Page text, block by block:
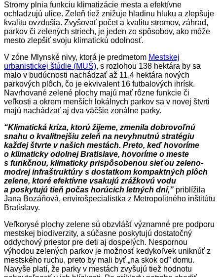
Stromy plnia funkciu klimatizácie mesta a efektívne
ochladzujú ulice. Zeleň tiež znižuje hladinu hluku a zlepšuje
kvalitu ovzdušia. Zvyšovať počet a kvalitu stromov, záhrad,
parkov či zelených striech, je jeden zo spôsobov, ako môže
mesto zlepšiť svoju klimatickú odolnosť.
V zóne Mlynské nivy, ktorá je predmetom Mestskej
urbanistickej štúdie (MUŠ), s rozlohou 138 hektára by sa
malo v budúcnosti nachádzať až 11,4 hektára nových
parkových plôch, čo je ekvivalent 16 futbalových ihrísk.
Navrhované zelené plochy majú mať rôzne funkcie či
veľkosti a okrem menších lokálnych parkov sa v novej štvrti
majú nachádzať aj dva väčšie zonálne parky.
“Klimatická kríza, ktorú žijeme, zmenila dobrovoľnú
snahu o kvalitnejšiu zeleň na nevyhnutnú stratégiu
každej štvrte v našich mestách. Preto, keď hovoríme
o klimaticky odolnej Bratislave, hovoríme o meste
s funkčnou, klimaticky prispôsobenou sieťou zeleno-
modrej infraštruktúry s dostatkom kompaktných plôch
zelene, ktoré efektívne vsakujú zrážkovú vodu
a poskytujú tieň počas horúcich letných dní,” priblížila
Jana Bozáňová, envirošpecialistka z Metropolitného inštitútu
Bratislavy.
Veľkorysé plochy zelene sú obzvlášť významné pre podporu
mestskej biodiverzity, a súčasne poskytujú dostatočný
oddychový priestor pre deti aj dospelých. Nespornou
výhodou zelených parkov je možnosť kedykoľvek uniknúť z
mestského ruchu, preto by mali byť „na skok od” domu.
Navyše platí, že parky v mestách zvyšujú tiež hodnotu